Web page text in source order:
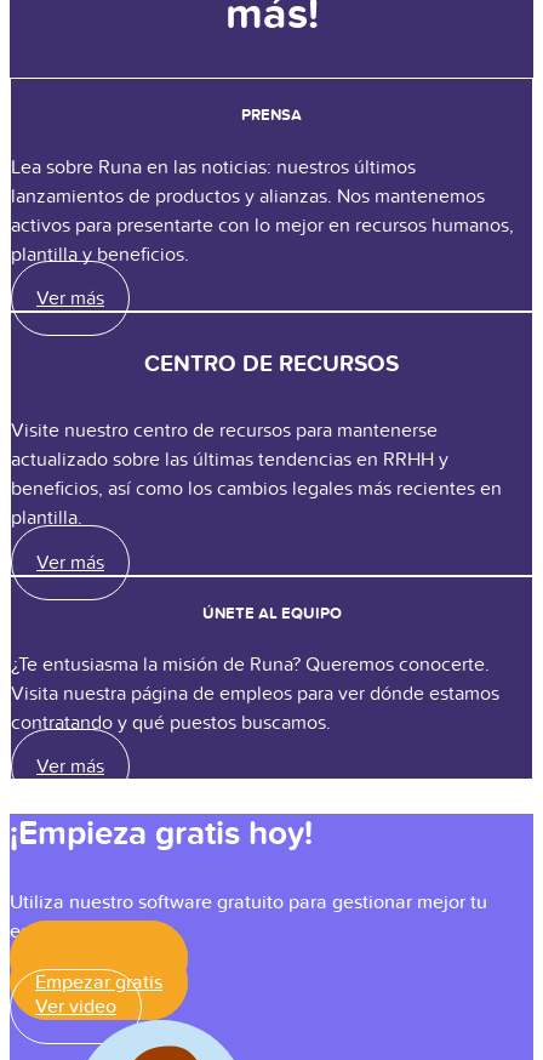
más!
PRENSA
Lea sobre Runa en las noticias: nuestros últimos
lanzamientos de productos y alianzas. Nos mantenemos
activos para presentarte con lo mejor en recursos humanos,
plantilla y beneficios.
Ver más
CENTRO DE RECURSOS
Visite nuestro centro de recursos para mantenerse
actualizado sobre las últimas tendencias en RRHH y
beneficios, así como los cambios legales más recientes en
plantilla.
Ver más
ÚNETE AL EQUIPO
¿Te entusiasma la misión de Runa? Queremos conocerte.
Visita nuestra página de empleos para ver dónde estamos
contratando y qué puestos buscamos.
Ver más
¡Empieza gratis hoy!
Utiliza nuestro software gratuito para gestionar mejor tu
equipo.
Empezar gratis
Ver video